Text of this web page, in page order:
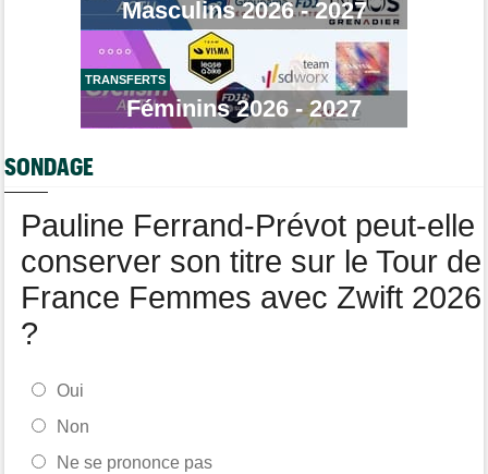
Cyclism’Actu recrute rédacteurs… toutes les informations ici !
Tour de France Femmes
La FDJ-SUEZ assume sa stratégie : "C'est ça, le cyclisme"
Média
L'abonnement à Cyclism'Actu sans pub ni pop up : 9,99€ pour 1
Tour de France Femmes
Masculins 2026 - 2027
TRANSFERTS
Féminins 2026 - 2027
SONDAGE
Pauline Ferrand-Prévot peut-elle
conserver son titre sur le Tour de
France Femmes avec Zwift 2026
?
Oui
Non
Ne se prononce pas